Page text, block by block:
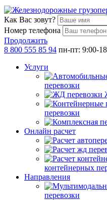
Как Вас зовут?
Номер телефона
Продолжить
8 800 555 85 94 пн-пт: 9:00-
Услуги
перевозки
перевозки
Онлайн расчет
контейнерных
Направления
перевозки